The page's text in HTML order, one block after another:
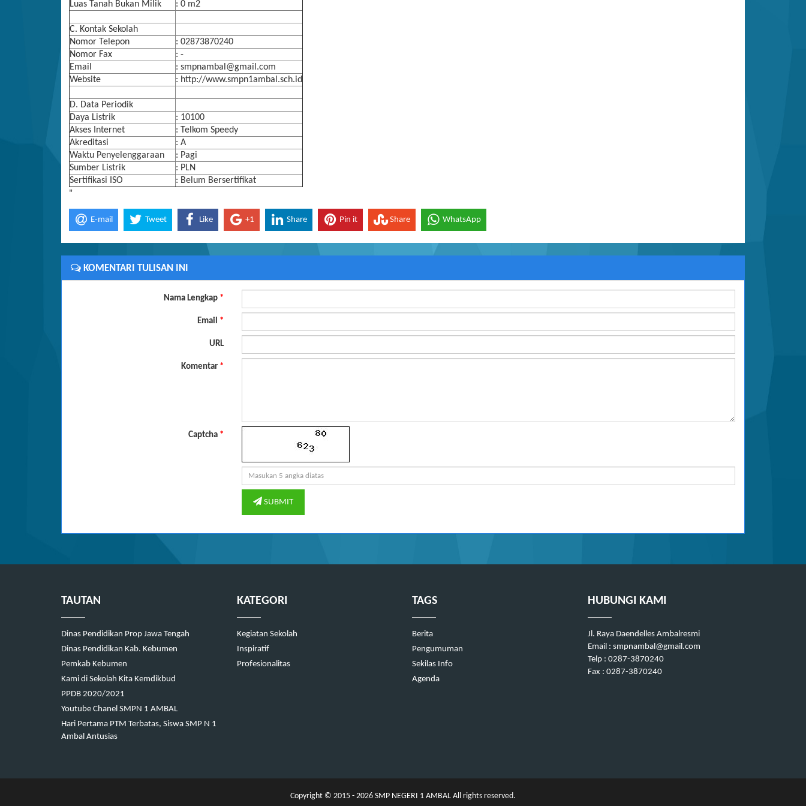
Luas Tanah Bukan Milik : 0 m2
C. Kontak Sekolah
Nomor Telepon
: 02873870240
Nomor Fax
: -
Email
: smpnambal@gmail.com
Website
: http://www.smpn1ambal.sch.id
D. Data Periodik
Daya Listrik
: 10100
Akses Internet
: Telkom Speedy
Akreditasi
: A
Waktu Penyelenggaraan
: Pagi
Sumber Listrik
: PLN
Sertifikasi ISO
: Belum Bersertifikat
"
E-mail Tweet Like +1 Share Pin it Share WhatsApp
KOMENTARI TULISAN INI
Nama Lengkap *
Email *
URL
Komentar *
Captcha *
SUBMIT
TAUTAN
Dinas Pendidikan Prop Jawa Tengah
Dinas Pendidikan Kab. Kebumen
Pemkab Kebumen
Kami di Sekolah Kita Kemdikbud
PPDB 2020/2021
Youtube Chanel SMPN 1 AMBAL
Hari Pertama PTM Terbatas, Siswa SMP N 1
Ambal Antusias
KATEGORI
Kegiatan Sekolah
Inspiratif
Profesionalitas
TAGS
Berita
Pengumuman
Sekilas Info
Agenda
HUBUNGI KAMI
Jl. Raya Daendelles Ambalresmi
Email : smpnambal@gmail.com
Telp : 0287-3870240
Fax : 0287-3870240
Copyright © 2015 - 2026 SMP NEGERI 1 AMBAL All rights reserved.